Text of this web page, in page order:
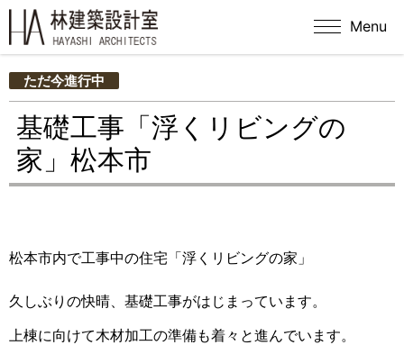
Menu
ただ今進行中
基礎工事「浮くリビングの
家」松本市
松本市内で工事中の住宅「浮くリビングの家」
久しぶりの快晴、基礎工事がはじまっています。
上棟に向けて木材加工の準備も着々と進んでいます。